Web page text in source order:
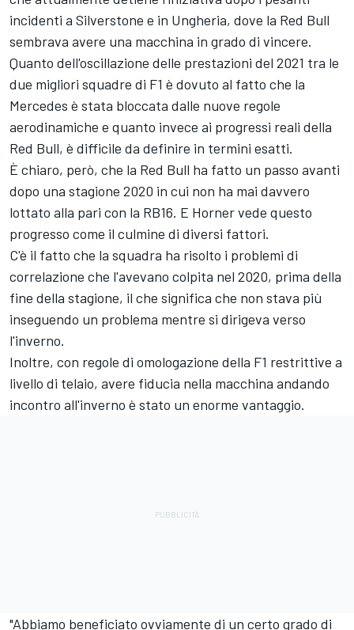
incidenti a Silverstone e in Ungheria, dove la Red Bull
sembrava avere una macchina in grado di vincere.
Quanto dell'oscillazione delle prestazioni del 2021 tra le
due migliori squadre di F1 è dovuto al fatto che la
Mercedes è stata bloccata dalle nuove regole
aerodinamiche e quanto invece ai progressi reali della
Red Bull, è difficile da definire in termini esatti.
È chiaro, però, che la Red Bull ha fatto un passo avanti
dopo una stagione 2020 in cui non ha mai davvero
lottato alla pari con la RB16. E Horner vede questo
progresso come il culmine di diversi fattori.
C'è il fatto che la squadra ha risolto i problemi di
correlazione che l'avevano colpita nel 2020, prima della
fine della stagione, il che significa che non stava più
inseguendo un problema mentre si dirigeva verso
l'inverno.
Inoltre, con regole di omologazione della F1 restrittive a
livello di telaio, avere fiducia nella macchina andando
incontro all'inverno è stato un enorme vantaggio.
"Abbiamo beneficiato ovviamente di un certo grado di